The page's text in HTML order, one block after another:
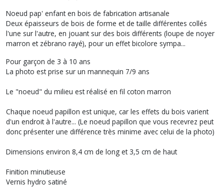
Noeud pap' enfant en bois de fabrication artisanale
Deux épaisseurs de bois de forme et de taille différentes collés
l'une sur l'autre, en jouant sur des bois différents (loupe de noyer
marron et zébrano rayé), pour un effet bicolore sympa...
Pour garçon de 3 à 10 ans
La photo est prise sur un mannequin 7/9 ans
Le "noeud" du milieu est réalisé en fil coton marron
Chaque noeud papillon est unique, car les effets du bois varient
d'un endroit à l'autre... (Le noeud papillon que vous recevrez peut
donc présenter une différence très minime avec celui de la photo)
Dimensions environ 8,4 cm de long et 3,5 cm de haut
Finition minutieuse
Vernis hydro satiné